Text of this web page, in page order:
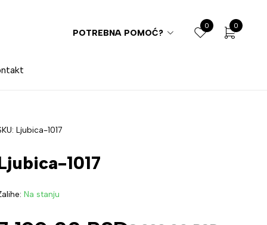
POTREBNA POMOĆ?
0 0
Ljubica-1017
1017
Na stanju